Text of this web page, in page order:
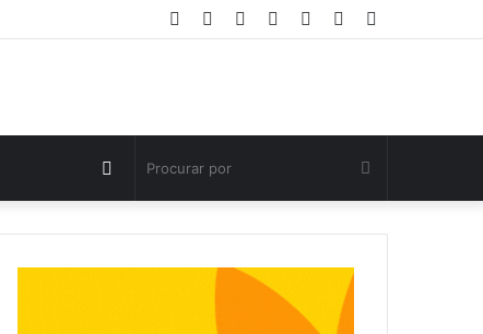
Artigo
Entrar
Instagram
YouTube
Twitter
Facebook
por
Switch
skin